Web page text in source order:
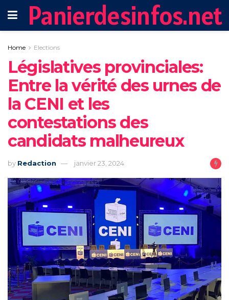
Panierdesinfos.net
Home Elections
Législatives provinciales:
Entre la vérité des urnes de
la CENI et les
contestations des
candidats malheureux
by Redaction janvier 23, 2024